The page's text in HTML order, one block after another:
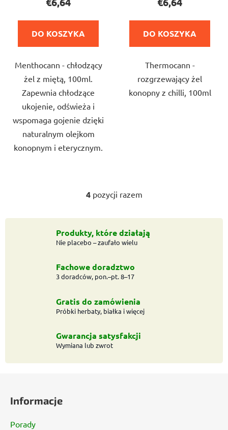
wynosi
na
gwiazdek.
DO KOSZYKA
Menthocann - chłodzący
żel z miętą, 100ml.
Zapewnia chłodzące
ukojenie, odświeża i
wspomaga gojenie dzięki
naturalnym olejkom
konopnym i eterycznym.
wynosi
na
gwiazdek.
DO KOSZYKA
Thermocann -
rozgrzewający żel
konopny z chilli, 100ml
K
n
t
r
l
k
l
i
t
4pozycji razem
Produkty, które działają
Nie placebo – zaufało wielu
Fachowe doradztwo
3 doradców, pon.–pt. 8–17
Gratis do zamówienia
Próbki herbaty, białka i więcej
Gwarancja satysfakcji
Wymiana lub zwrot
Informacje
Porady